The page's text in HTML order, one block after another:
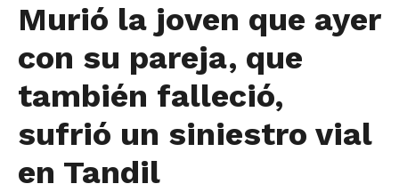
Murió la joven que ayer
con su pareja, que
también falleció,
sufrió un siniestro vial
en Tandil